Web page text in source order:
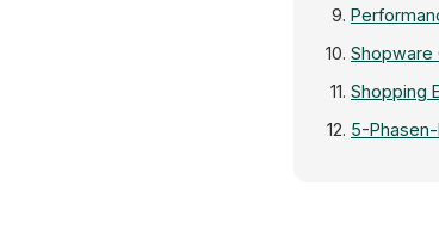
Shopware
Shopping
5-